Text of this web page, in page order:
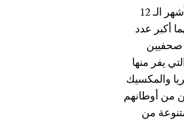
باستورو هي واحدة من بين 55 صحفياً ساعدتهم لجنة حماية الصحفيين خلال الأشهر الـ 12
أكبر عدد
صحفيين
يفر منها
والمكسيك
من أوطانهم
من